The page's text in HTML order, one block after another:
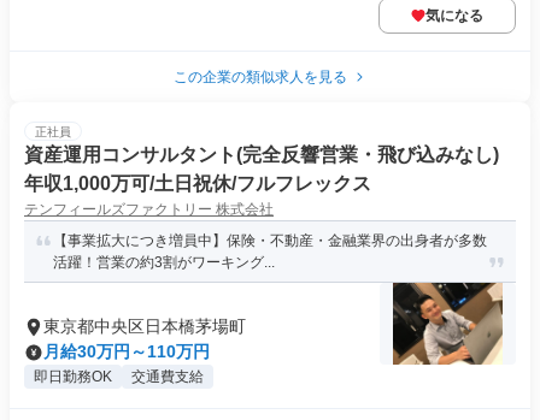
気になる
この企業の類似求人を見る
正社員
資産運用コンサルタント(完全反響営業・飛び込みなし)
年収1,000万可/土日祝休/フルフレックス
テンフィールズファクトリー 株式会社
【事業拡大につき増員中】保険・不動産・金融業界の出身者が多数
活躍！営業の約3割がワーキング...
東京都中央区日本橋茅場町
月給30万円～110万円
即日勤務OK 交通費支給